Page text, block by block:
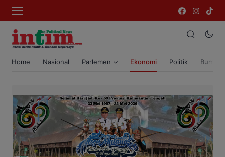
Home Nasional Parlemen Ekonomi Politik Bumi